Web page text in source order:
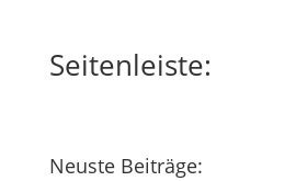
Seitenleiste:
Neuste Beiträge: